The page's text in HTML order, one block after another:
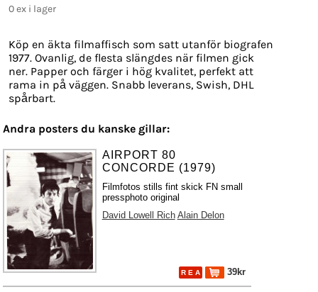
0 ex i lager
Köp en äkta filmaffisch som satt utanför biografen
1977. Ovanlig, de flesta slängdes när filmen gick
ner. Papper och färger i hög kvalitet, perfekt att
rama in på väggen. Snabb leverans, Swish, DHL
spårbart.
Andra posters du kanske gillar:
AIRPORT 80
CONCORDE (1979)
Filmfotos stills fint skick FN small
pressphoto original
David Lowell Rich Alain Delon
R E A 39kr